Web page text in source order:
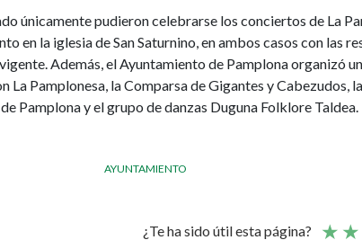
únicamente pudieron celebrarse los conciertos de La
en la iglesia de San Saturnino, en ambos casos con las
Además, el Ayuntamiento de Pamplona organizó
La Pamplonesa, la Comparsa de Gigantes y Cabezudos,
Pamplona y el grupo de danzas Duguna Folklore Taldea.
AYUNTAMIENTO
¿Te ha sido útil esta página?